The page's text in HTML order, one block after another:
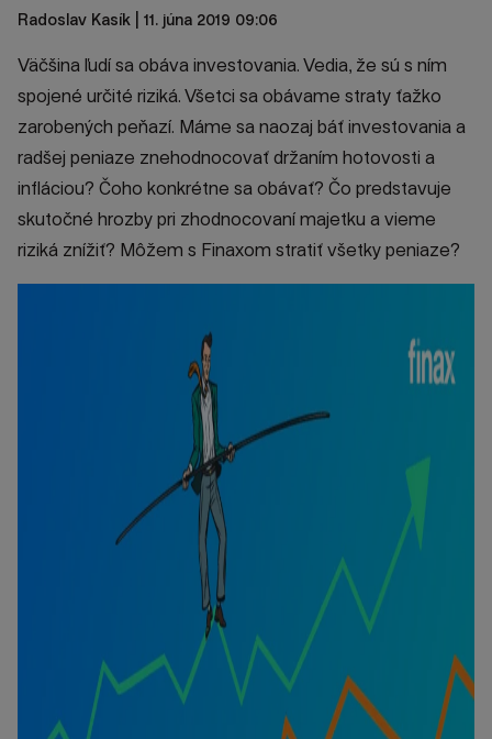
Radoslav Kasík | 11. júna 2019 09:06
Väčšina ľudí sa obáva investovania. Vedia, že sú s ním
spojené určité riziká. Všetci sa obávame straty ťažko
zarobených peňazí. Máme sa naozaj báť investovania a
radšej peniaze znehodnocovať držaním hotovosti a
infláciou? Čoho konkrétne sa obávať? Čo predstavuje
skutočné hrozby pri zhodnocovaní majetku a vieme
riziká znížiť? Môžem s Finaxom stratiť všetky peniaze?